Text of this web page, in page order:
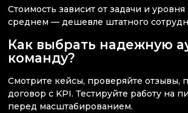
Стоимость зависит от задачи и
среднем — дешевле штатного
Как выбрать надежную
команду?
Смотрите кейсы, проверяйте отзывы,
договор с KPI. Тестируйте работу на
перед масштабированием.